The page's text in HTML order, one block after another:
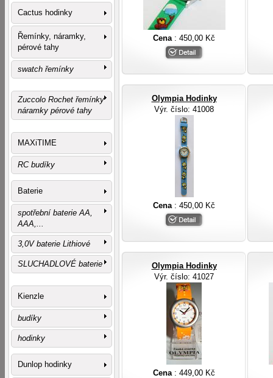
Cena : 450,00 Kč
Olympia Hodinky
Výr. číslo: 41008
Cena : 450,00 Kč
Olympia Hodinky
Výr. číslo: 41027
Cena : 449,00 Kč
Cactus hodinky
Řemínky, náramky,
pérové tahy
swatch řemínky
Zuccolo Rochet řemínky
náramky pérové tahy
MAXiTIME
RC budíky
Baterie
spotřební baterie AA,
AAA,...
3,0V baterie Lithiové
SLUCHADLOVÉ baterie
Kienzle
budíky
hodinky
Dunlop hodinky